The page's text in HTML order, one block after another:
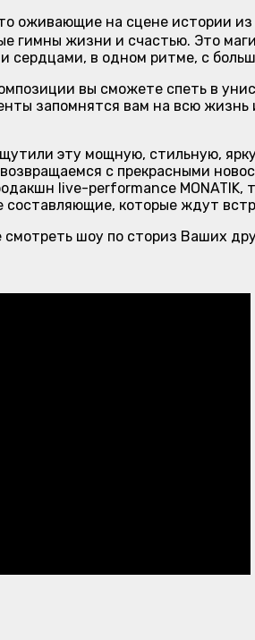
оживающие на сцене истории
гимны жизни и счастью. Это
сердцами, в одном ритме, с
вы сможете спеть в
запомнятся вам на всю жизнь
эту мощную, стильную,
с прекрасными
live-performance MONATIK,
которые ждут
шоу по сториз Ваших